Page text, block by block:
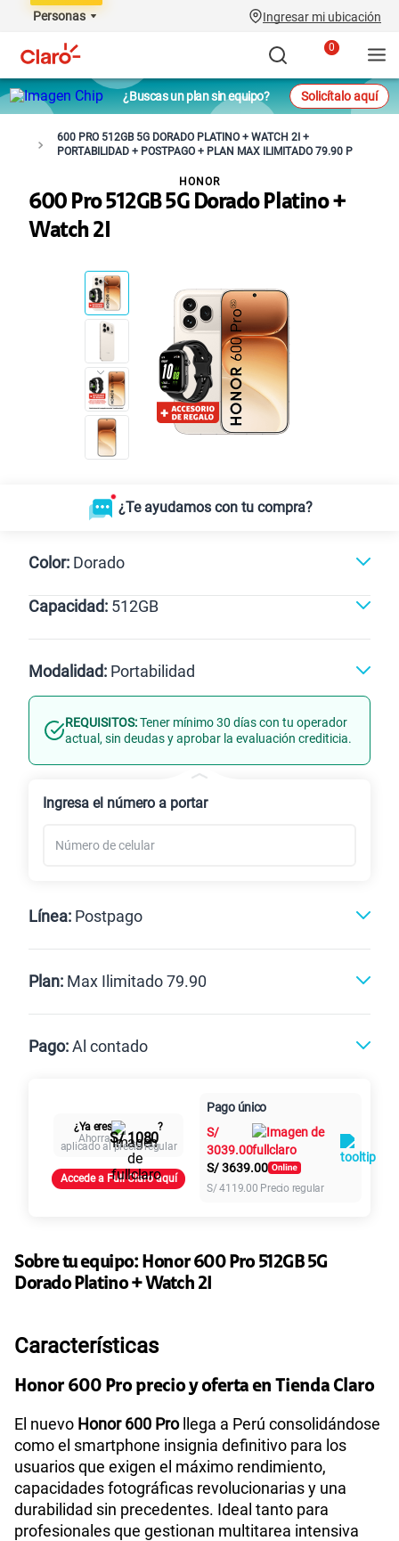
Personas Ingresar mi ubicación
0
¿Buscas un plan sin equipo? Solicítalo aquí
600 PRO 512GB 5G DORADO PLATINO + WATCH 2I +
PORTABILIDAD + POSTPAGO + PLAN MAX ILIMITADO 79.90 P
600 Pro 512GB 5G Dorado Platino +
Watch 2I
HONOR
¿Te ayudamos con tu compra?
Color: Dorado
Dorado
Capacidad: 512GB
512GB
Modalidad: Portabilidad
Línea Nueva Portabilidad
REQUISITOS:Tener mínimo 30 días con tu operador
actual, sin deudas y aprobar la evaluación crediticia.
Ingresa el número a portar
Línea: Postpago
Postpago
Plan: Max Ilimitado 79.90
Paga solo
125GBen alta velocidad
S/79.90
S/95.90
Pago:Al contado
Cuotas Claro
intereses
¿Ya eres
?
AhorraS/ 1080
aplicado al precio regular
Accede a Full Claro aquí
Pago único
S/
3039.00
S/3639.00
S/4119.00 Precio regular
Sobre tu equipo: Honor 600 Pro 512GB 5G
Dorado Platino + Watch 2I
Características
Honor 600 Pro precio y oferta en Tienda Claro
El nuevo Honor 600 Prollega a Perú consolidándose
como el smartphone insignia definitivo para los
usuarios que exigen el máximo rendimiento,
capacidades fotográficas revolucionarias y una
durabilidad sin precedentes. Ideal tanto para
profesionales que gestionan multitarea intensiva